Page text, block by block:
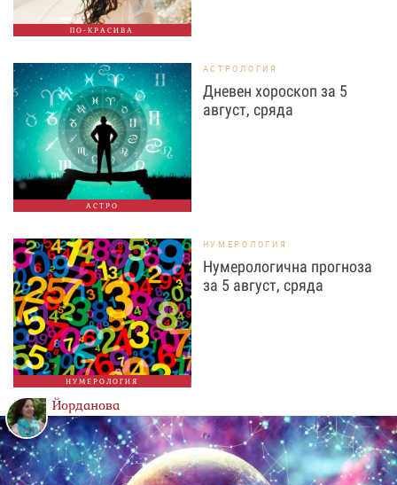
ПО-КРАСИВА
АСТРО
АСТРОЛОГИЯ
Дневен хороскоп за 5
август, сряда
НУМЕРОЛОГИЯ
НУМЕРОЛОГИЯ
Нумерологична прогноза
за 5 август, сряда
Йорданова